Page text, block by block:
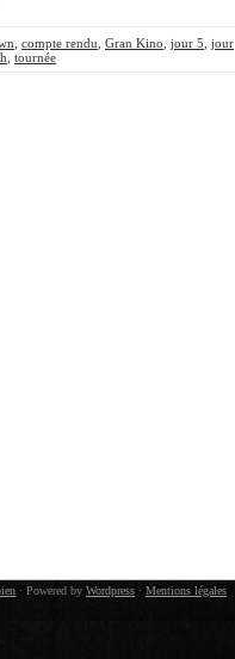
compte rendu Gran Kino jour 5 jour
tournée
· Powered by Wordpress · Mentions légales